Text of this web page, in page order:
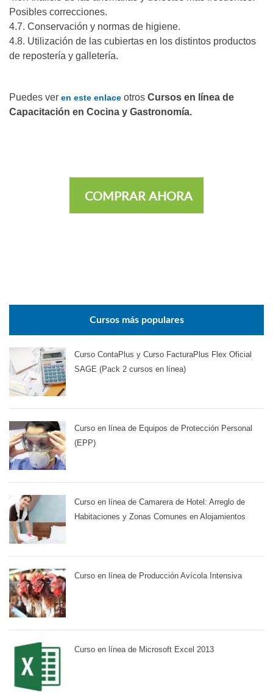
Posibles correcciones.
4.7. Conservación y normas de higiene.
4.8. Utilización de las cubiertas en los distintos productos
de repostería y galletería.
Puedes ver en este enlace otros Cursos en línea de
Capacitación en Cocina y Gastronomía.
COMPRAR AHORA
Cursos más populares
Curso ContaPlus y Curso FacturaPlus Flex Oficial
SAGE (Pack 2 cursos en línea)
Curso en línea de Equipos de Protección Personal
(EPP)
Curso en línea de Camarera de Hotel: Arreglo de
Habitaciones y Zonas Comunes en Alojamientos
Curso en línea de Producción Avícola Intensiva
Curso en línea de Microsoft Excel 2013